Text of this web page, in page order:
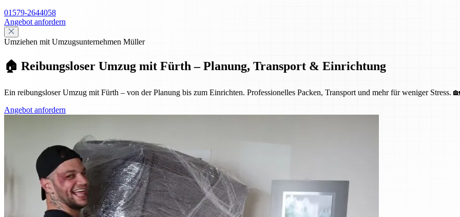
01579-2644058
Angebot anfordern
Umziehen mit Umzugsunternehmen Müller
🏠 Reibungsloser Umzug mit Fürth – Planung, Transport & Einrichtung
Ein reibungsloser Umzug mit Fürth – von der Planung bis zum Einrichten. Professionelles Packen, Transport und mehr für weniger Stress.
Angebot anfordern